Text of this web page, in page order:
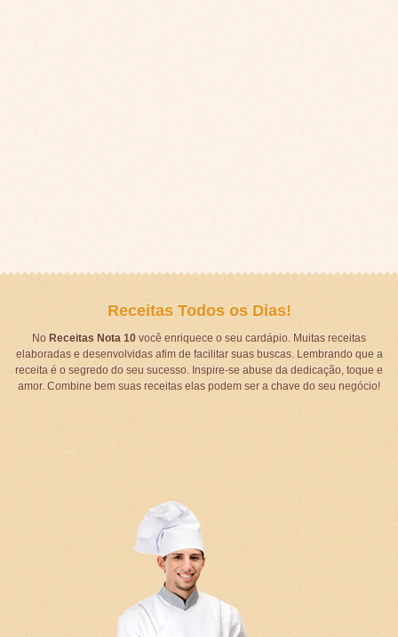
Receitas Todos os Dias!
No Receitas Nota 10você enriquece o seu cardápio. Muitas receitas
elaboradas e desenvolvidas afim de facilitar suas buscas. Lembrando que a
receita é o segredo do seu sucesso. Inspire-se abuse da dedicação, toque e
amor. Combine bem suas receitas elas podem ser a chave do seu negócio!